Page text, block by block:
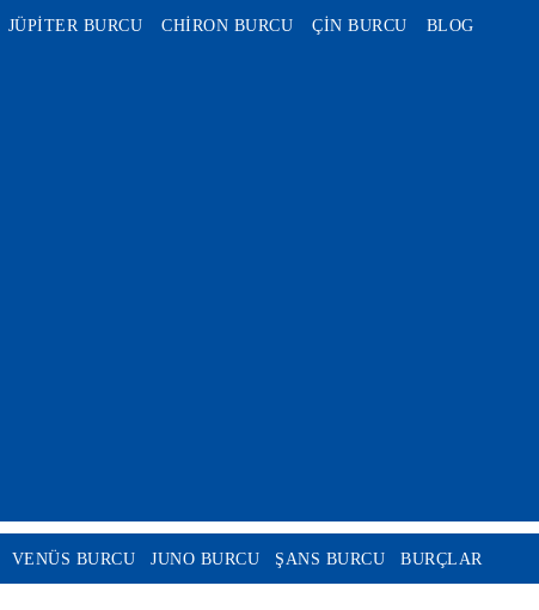
JÜPİTER BURCU CHİRON BURCU ÇİN BURCU BLOG
VENÜS BURCU JUNO BURCU ŞANS BURCU BURÇLAR